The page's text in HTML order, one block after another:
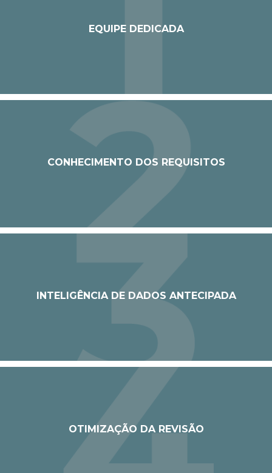
EQUIPE DEDICADA
CONHECIMENTO DOS REQUISITOS
INTELIGÊNCIA DE DADOS ANTECIPADA
OTIMIZAÇÃO DA REVISÃO